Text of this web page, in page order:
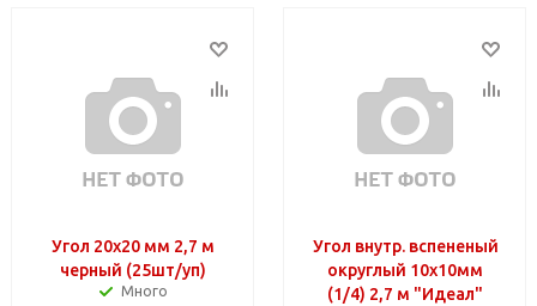
Угол 20х20 мм 2,7 м
черный (25шт/уп)
Много
Угол внутр. вспененый
округлый 10х10мм
(1/4) 2,7 м "Идеал"